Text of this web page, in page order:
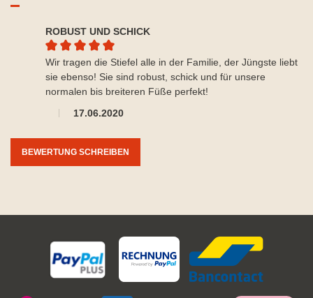
ROBUST UND SCHICK
Durchschnittliche Bewertung von 5 von 5 Sternen
17.06.2020
Wir tragen die Stiefel alle in der Familie, der Jüngste liebt
sie ebenso! Sie sind robust, schick und für unsere
normalen bis breiteren Füße perfekt!
BEWERTUNG SCHREIBEN